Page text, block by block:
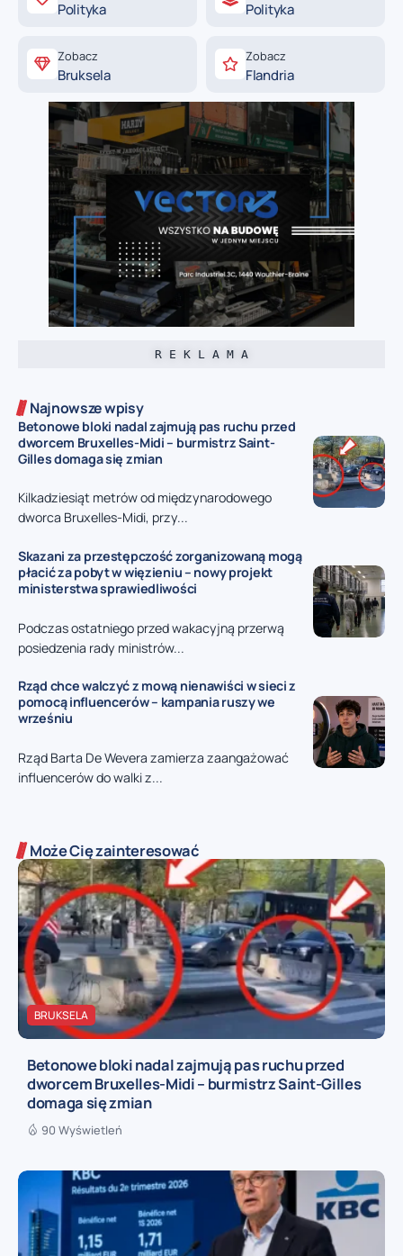
Polityka Polityka
Zobacz
Bruksela
Zobacz
Flandria
R E K L A M A
Najnowsze wpisy
Betonowe bloki nadal zajmują pas ruchu przed
dworcem Bruxelles-Midi – burmistrz Saint-
Gilles domaga się zmian
Kilkadziesiąt metrów od międzynarodowego
dworca Bruxelles-Midi, przy...
Skazani za przestępczość zorganizowaną mogą
płacić za pobyt w więzieniu – nowy projekt
ministerstwa sprawiedliwości
Podczas ostatniego przed wakacyjną przerwą
posiedzenia rady ministrów...
Rząd chce walczyć z mową nienawiści w sieci z
pomocą influencerów – kampania ruszy we
wrześniu
Rząd Barta De Wevera zamierza zaangażować
influencerów do walki z...
Może Cię zainteresować
BRUKSELA
Betonowe bloki nadal zajmują pas ruchu przed
dworcem Bruxelles-Midi – burmistrz Saint-Gilles
domaga się zmian
90 Wyświetleń